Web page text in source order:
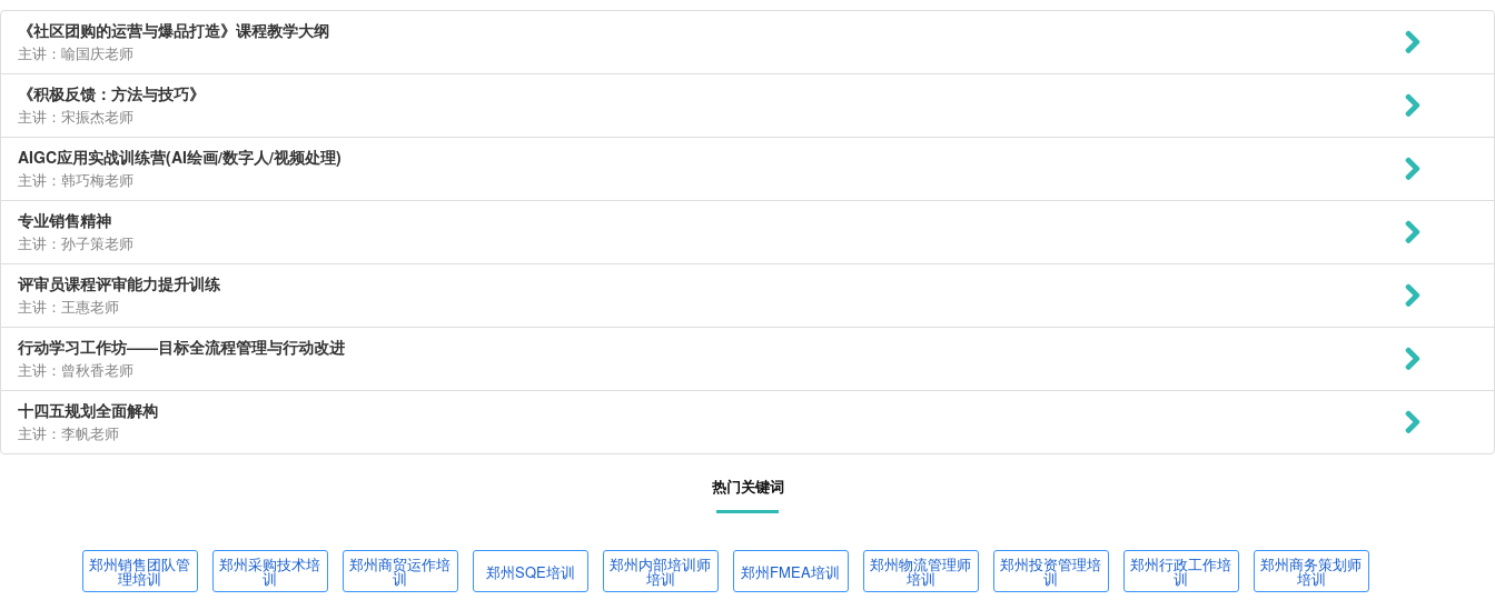
《社区团购的运营与爆品打造》课程教学大纲
主讲：喻国庆老师
《积极反馈：方法与技巧》
主讲：宋振杰老师
AIGC应用实战训练营(AI绘画/数字人/视频处理)
主讲：韩巧梅老师
专业销售精神
主讲：孙子策老师
评审员课程评审能力提升训练
主讲：王惠老师
行动学习工作坊——目标全流程管理与行动改进
主讲：曾秋香老师
十四五规划全面解构
主讲：李帆老师
热门关键词
郑州销售团队管
理培训
郑州采购技术培
训
郑州商贸运作培
训 郑州SQE培训 郑州内部培训师
培训 郑州FMEA培训 郑州物流管理师
培训
郑州投资管理培
训
郑州行政工作培
训
郑州商务策划师
培训